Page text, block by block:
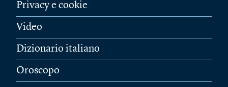
Privacy e cookie
Video
Dizionario italiano
Oroscopo